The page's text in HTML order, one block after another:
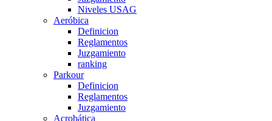
Niveles USAG
Aeróbica
Definicion
Reglamentos
Juzgamiento
ranking
Parkour
Definicion
Reglamentos
Juzgamiento
Acrobática